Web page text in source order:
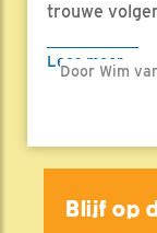
trouwe
Lees meer
Door Wim
Blijf op